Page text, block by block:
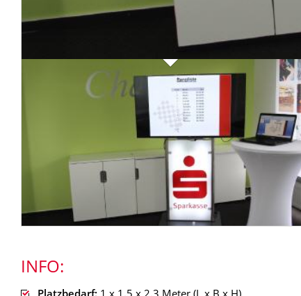
INFO:
Platzbedarf: 1 x 1,5 x 2,3 Meter (L x B x H)